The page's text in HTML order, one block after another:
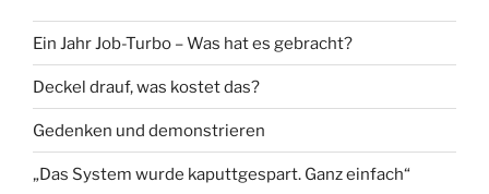
Ein Jahr Job-Turbo – Was hat es gebracht?
Deckel drauf, was kostet das?
Gedenken und demonstrieren
„Das System wurde kaputtgespart. Ganz einfach“